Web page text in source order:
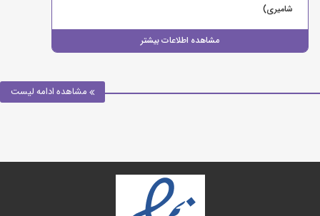
مشاهده اطلاعات بیشتر
شامیری)
مشاهده ادامه لیست